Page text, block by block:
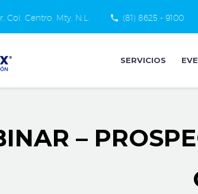
Centro, Mty. N.L. (81) 8625 - 9100
SERVICIOS
–